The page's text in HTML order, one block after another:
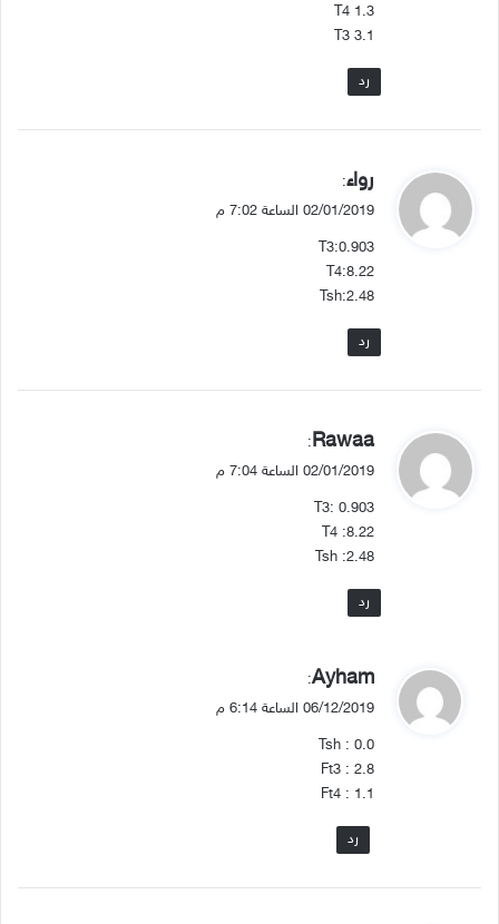
T4 1.3
T3 3.1
رد
ي
ق
ل
رواء:
02/01/2019 الساعة 7:02 م
T3:0.903
T4:8.22
Tsh:2.48
رد
ي
ق
ل
Rawaa
:
02/01/2019 الساعة 7:04 م
T3: 0.903
T4 :8.22
Tsh :2.48
رد
ي
ق
ل
Ayham
:
06/12/2019 الساعة 6:14 م
Tsh : 0.0
Ft3 : 2.8
Ft4 : 1.1
رد